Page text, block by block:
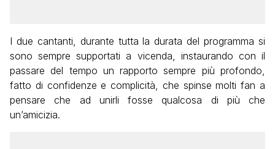
I due cantanti, durante tutta la durata del programma si
sono sempre supportati a vicenda, instaurando con il
passare del tempo un rapporto sempre più profondo,
fatto di confidenze e complicità, che spinse molti fan a
pensare che ad unirli fosse qualcosa di più che
un’amicizia.